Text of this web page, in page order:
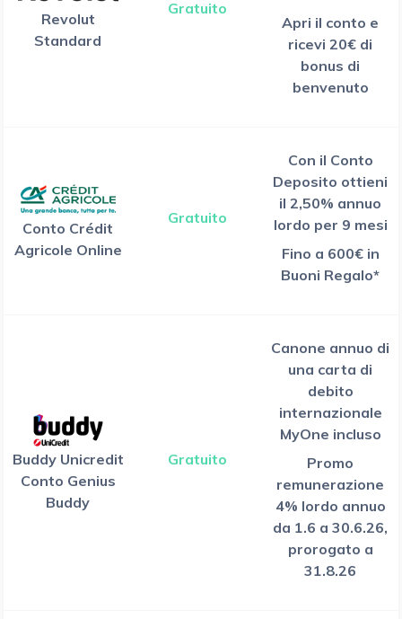
Revolut
Standard
Gratuito
Apri il conto e
ricevi 20€ di
bonus di
benvenuto
Conto Crédit
Agricole Online
Gratuito
Con il Conto
Deposito ottieni
il 2,50% annuo
lordo per 9 mesi
Fino a 600€ in
Buoni Regalo*
Buddy Unicredit
Conto Genius
Buddy
Gratuito
Canone annuo di
una carta di
debito
internazionale
MyOne incluso
Promo
remunerazione
4% lordo annuo
da 1.6 a 30.6.26,
prorogato a
31.8.26